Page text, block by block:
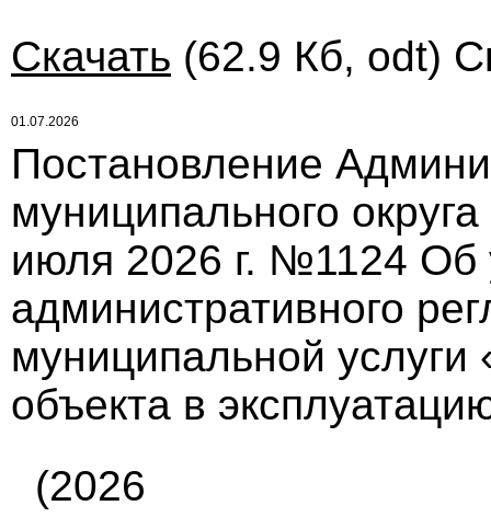
Скачать (62.9 Кб, odt)
01.07.2026
Постановление
муниципального
июля 2026 г. №1124 Об
административного
муниципальной
объекта в
(2026